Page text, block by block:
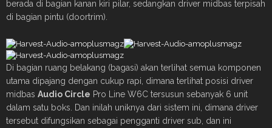
berada di bagian kanan kiri pilar, sedangkan driver midbas terpisah
di bagian pintu (doortrim).
Di bagian ruang belakang (bagasi) akan terlihat semua komponen
utama dipajang dengan cukup rapi, dimana terlihat posisi driver
midbas Audio Circle Pro Line W6C tersusun sebanyak 6 unit
dalam satu boks. Dan inilah uniknya dari sistem ini, dimana driver
tersebut difungsikan sebagai pengganti driver sub, dan ini